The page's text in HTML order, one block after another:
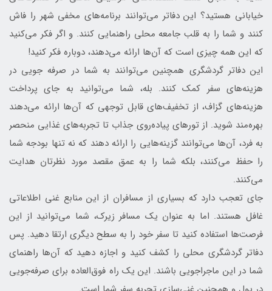
خیابانی هستید؟ این دفاتر می‌توانند برنامه‌های مخفی شهر را فاش
کنند و شما را به قلب جامعه محلی راهنمایی کنند. و اگر فکر می‌کنید
که این همه چیزی است که آن‌ها ارائه می‌دهند، دوباره فکر کنید!
این دفاتر گردشگری همچنین می‌توانند به شما در صرفه جویی در
هزینه‌های سفر کمک کنند. بله، شما می‌توانید به جای پرداخت
هزینه‌های گزاف، از تخفیف‌های قابل توجهی که آن‌ها ارائه می‌دهند
بهره‌مند شوید. از تورهای پیاده‌روی جذاب تا تجربه‌های غذایی منحصر
به فرد، آن‌ها می‌توانند گزینه‌هایی را ارائه دهند که نه تنها بودجه شما
را حفظ می‌کنند، بلکه شما را به عمق مقصد مورد نظرتان هدایت
می‌کنند.
جای تعجب دارد که بسیاری از مسافران از این منابع غنی اطلاعاتی
غافل هستند. اما به عنوان یک مسافر زیرک، شما می‌توانید از این
فرصت‌ها استفاده کنید تا سفر خود را به سطح دیگری ارتقا دهید. پس
دفاتر گردشگری محلی را کشف کنید و اجازه دهید که آن‌ها راهنمای
شما در این ماجراجویی باشند. این یک راه فوق‌العاده برای صرفه‌جویی